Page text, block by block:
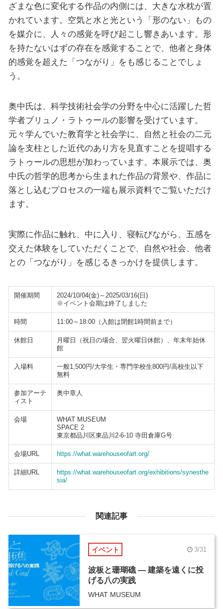
ざまな色に変化する作品の内側には、大きな水枕が置
かれています。空気と水と光という「形のない」もの
を媒介に、人々の感覚を呼び起こし響きあいます。形
を持たないはずの存在を感覚することで、他者と身体
的感覚を超えた「つながり」をも感じることでしょ
う。
奥中氏は、科学技術社会学の分野を中心に活躍した哲
学者ブリュノ・ラトゥールの影響を受けています。
元々学んでいた教育学と社会学に、自然と社会の二元
論を支柱とした近代のあり方を見直すことを提唱する
ラトゥールの思想が加わっています。本展示では、奥
中氏の哲学的思考から生まれた作品の背景や、作品に
落とし込むプロセスの一端も展示資料でご覧いただけ
ます。
実際に作品に触れ、中に入り、寝転びながら、五感を
交えた体験をしていただくことで、自然や社会、他者
との「つながり」を感じるきっかけを提供します。
開催期間
2024/10/04(金)～2025/03/16(日)
※イベント会期は終了しました
時間 11:00～18:00（入館は閉館1時間前まで）
休館日
月曜日（祝日の場合、翌火曜日休館）、年末年始休
館
入場料
一般1,500円/大学生・専門学校生800円/高校生以下
無料
参加アーテ
ィスト
奥中章人
会場
WHAT MUSEUM
SPACE 2
東京都品川区東品川2-6-10 寺田倉庫G号
会場URL https://what.warehouseofart.org/
詳細URL
https://what.warehouseofart.org/exhibitions/synesthe
sia/
関連記事
イベント 3/31
波板と珊瑚礁 ― 建築を遠くに投
げる八の実践
WHAT MUSEUM